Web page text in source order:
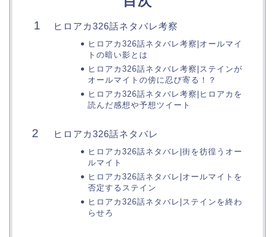
ヒロアカ326話ネタバレ考察
ヒロアカ326話ネタバレ考察|オールマイ
トの暗い影とは
ヒロアカ326話ネタバレ考察|ステインが
オールマイトの傍に忍び寄る！？
ヒロアカ326話ネタバレ考察|ヒロアカを
読んだ感想や予想ツイート
ヒロアカ326話ネタバレ
ヒロアカ326話ネタバレ|街を彷徨うオー
ルマイト
ヒロアカ326話ネタバレ|オールマイトを
否定するステイン
ヒロアカ326話ネタバレ|ステインを終わ
らせろ